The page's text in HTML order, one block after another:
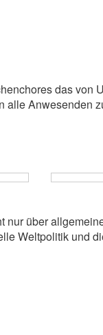
das von
alle Anwesenden
nur über
Weltpolitik und